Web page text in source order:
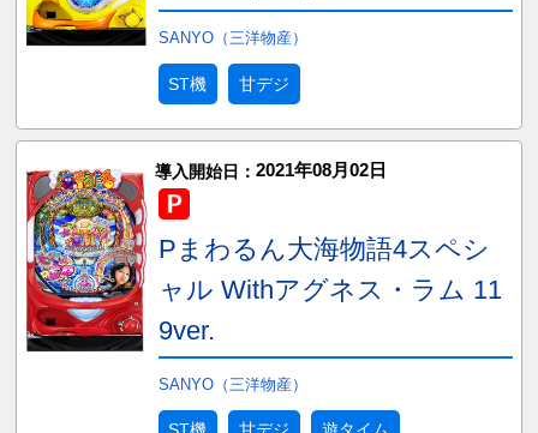
SANYO（三洋物産）
ST機 甘デジ
導入開始日： 2021年08月02日
Pまわるん大海物語4スペシ
ャル Withアグネス・ラム 11
9ver.
SANYO（三洋物産）